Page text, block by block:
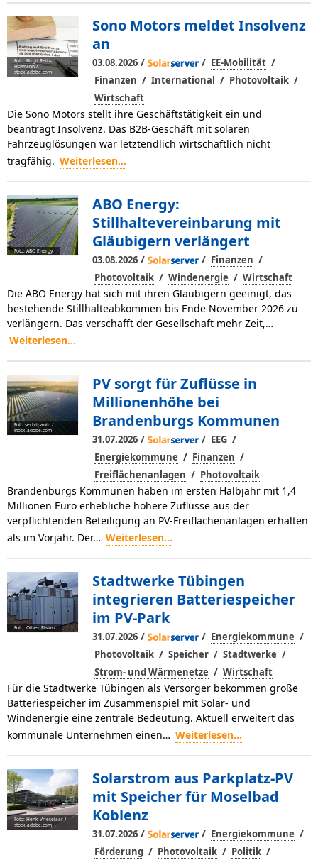
Foto: Birgit Reitz-
Hofmann /
stock.adobe.com
Sono Motors meldet Insolvenz
an
03.08.2026 / / EE-Mobilität /
Finanzen / International / Photovoltaik /
Wirtschaft
Die Sono Motors stellt ihre Geschäftstätigkeit ein und
beantragt Insolvenz. Das B2B-Geschäft mit solaren
Fahrzeuglösungen war letztendlich wirtschaftlich nicht
tragfähig. Weiterlesen...
Foto: ABO Energy
ABO Energy:
Stillhaltevereinbarung mit
Gläubigern verlängert
03.08.2026 / / Finanzen /
Photovoltaik / Windenergie / Wirtschaft
Die ABO Energy hat sich mit ihren Gläubigern geeinigt, das
bestehende Stillhalteabkommen bis Ende November 2026 zu
verlängern. Das verschafft der Gesellschaft mehr Zeit,…
Weiterlesen...
Foto serhiipanin /
stock.adobe.com
PV sorgt für Zuflüsse in
Millionenhöhe bei
Brandenburgs Kommunen
31.07.2026 / / EEG /
Energiekommune / Finanzen /
Freiflächenanlagen / Photovoltaik
Brandenburgs Kommunen haben im ersten Halbjahr mit 1,4
Millionen Euro erhebliche höhere Zuflüsse aus der
verpflichtenden Beteiligung an PV-Freiflächenanlagen erhalten
als im Vorjahr. Der… Weiterlesen...
Foto: Oliver Ristau
Stadtwerke Tübingen
integrieren Batteriespeicher
im PV-Park
31.07.2026 / / Energiekommune /
Photovoltaik / Speicher / Stadtwerke /
Strom- und Wärmenetze / Wirtschaft
Für die Stadtwerke Tübingen als Versorger bekommen große
Batteriespeicher im Zusammenspiel mit Solar- und
Windenergie eine zentrale Bedeutung. Aktuell erweitert das
kommunale Unternehmen einen… Weiterlesen...
Foto: Henk Vrieselaar /
stock.adobe.com
Solarstrom aus Parkplatz-PV
mit Speicher für Moselbad
Koblenz
31.07.2026 / / Energiekommune /
Förderung / Photovoltaik / Politik /